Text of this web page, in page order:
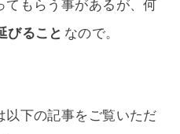
もらう事があるが、何
びること なので。
以下の記事をご覧いただ